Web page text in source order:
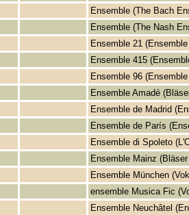
Ensemble (The Bach
Ensemble (The Nash
Ensemble 21 (Ensemble
Ensemble 415
Ensemble 96
Ensemble Amadé
Ensemble de Madrid
Ensemble de París
Ensemble di Spoleto
Ensemble Mainz
Ensemble München
ensemble Musica Fic
Ensemble Neuchâtel